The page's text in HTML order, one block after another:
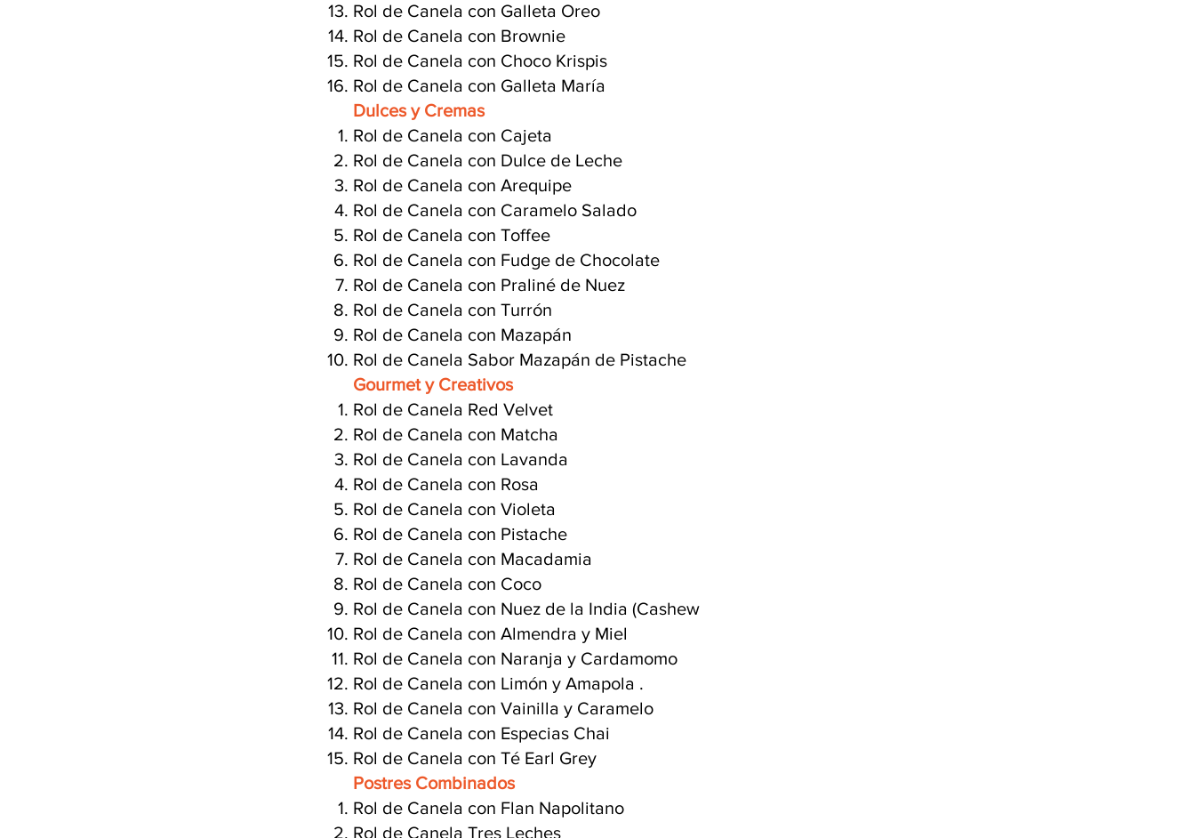
Rol de Canela con Galleta Oreo
Rol de Canela con Brownie
Rol de Canela con Choco Krispis
Rol de Canela con Galleta María
Dulces y Cremas
Rol de Canela con Cajeta
Rol de Canela con Dulce de Leche
Rol de Canela con Arequipe
Rol de Canela con Caramelo Salado
Rol de Canela con Toffee
Rol de Canela con Fudge de Chocolate
Rol de Canela con Praliné de Nuez
Rol de Canela con Turrón
Rol de Canela con Mazapán
Rol de Canela Sabor Mazapán de Pistache
Gourmet y Creativos
Rol de Canela Red Velvet
Rol de Canela con Matcha
Rol de Canela con Lavanda
Rol de Canela con Rosa
Rol de Canela con Violeta
Rol de Canela con Pistache
Rol de Canela con Macadamia
Rol de Canela con Coco
Rol de Canela con Nuez de la India (Cashew
Rol de Canela con Almendra y Miel
Rol de Canela con Naranja y Cardamomo
Rol de Canela con Limón y Amapola .
Rol de Canela con Vainilla y Caramelo
Rol de Canela con Especias Chai
Rol de Canela con Té Earl Grey
Postres Combinados
Rol de Canela con Flan Napolitano
Rol de Canela Tres Leches